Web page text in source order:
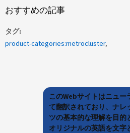
おすすめの記事
タグ
product-categories:metrocluster
このWebサイトはニュー
て翻訳されており、ナレ
ツの基本的な理解を目的
オリジナルの英語を文字